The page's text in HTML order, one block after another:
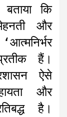
कि
और
हैं।
ऐसे
और
है।